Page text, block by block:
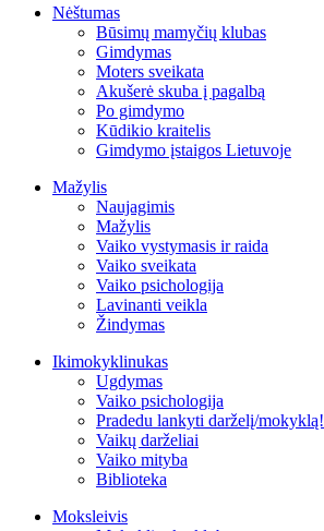
Nėštumas
Būsimų mamyčių klubas
Gimdymas
Moters sveikata
Akušerė skuba į pagalbą
Po gimdymo
Kūdikio kraitelis
Gimdymo įstaigos Lietuvoje
Mažylis
Naujagimis
Mažylis
Vaiko vystymasis ir raida
Vaiko sveikata
Vaiko psichologija
Lavinanti veikla
Žindymas
Ikimokyklinukas
Ugdymas
Vaiko psichologija
Pradedu lankyti darželį/mokyklą!
Vaikų darželiai
Vaiko mityba
Biblioteka
Moksleivis